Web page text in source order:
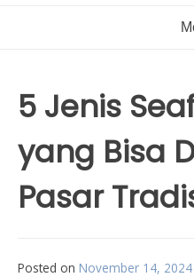
5 Jenis
yang Bisa
Pasar
Posted on November 14, 2024